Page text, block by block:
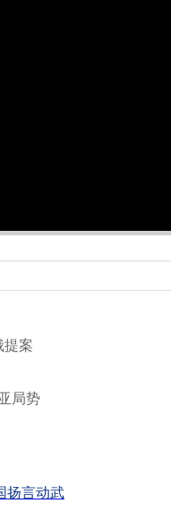
案
局势
扬言动武